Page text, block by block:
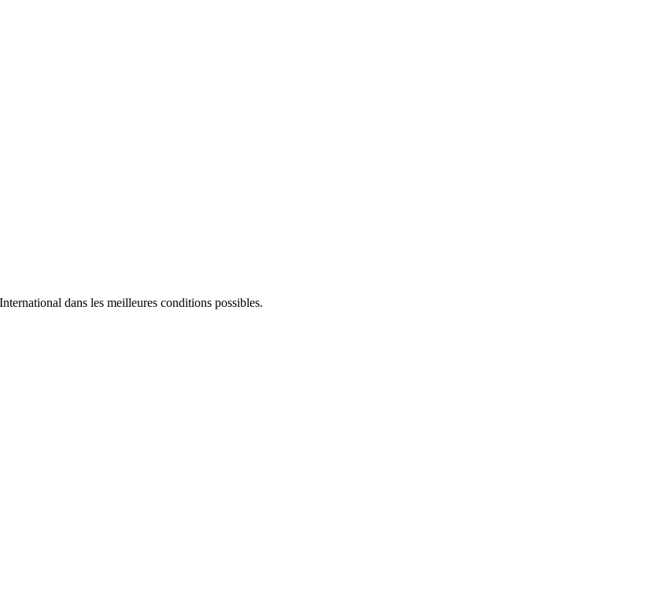
dans les meilleures conditions possibles.